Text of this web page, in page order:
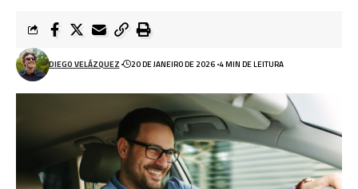
DIEGO VELÁZQUEZ 20 DE JANEIRO DE 2026 4 MIN DE LEITURA